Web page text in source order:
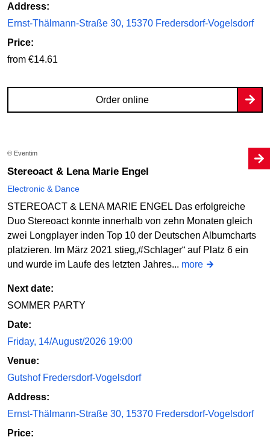
Address:
Ernst-Thälmann-Straße 30, 15370 Fredersdorf-Vogelsdorf
Price:
from €14.61
Order online
© Eventim
Stereoact & Lena Marie Engel
Electronic & Dance
STEREOACT & LENA MARIE ENGEL Das erfolgreiche
Duo Stereoact konnte innerhalb von zehn Monaten gleich
zwei Longplayer inden Top 10 der Deutschen Albumcharts
platzieren. Im März 2021 stieg„#Schlager“ auf Platz 6 ein
und wurde im Laufe des letzten Jahres... more
Next date:
SOMMER PARTY
Date:
Friday, 14/August/2026 19:00
Venue:
Gutshof Fredersdorf-Vogelsdorf
Address:
Ernst-Thälmann-Straße 30, 15370 Fredersdorf-Vogelsdorf
Price: